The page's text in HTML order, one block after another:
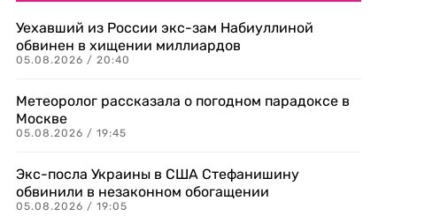
Уехавший из России экс-зам Набиуллиной
обвинен в хищении миллиардов
05.08.2026 / 20:40
Метеоролог рассказала о погодном парадоксе в
Москве
05.08.2026 / 19:45
Экс-посла Украины в США Стефанишину
обвинили в незаконном обогащении
05.08.2026 / 19:05